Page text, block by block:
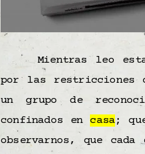
Mientras leo
por las restricciones
un grupo de
confinados encasa;
observarnos, que cada